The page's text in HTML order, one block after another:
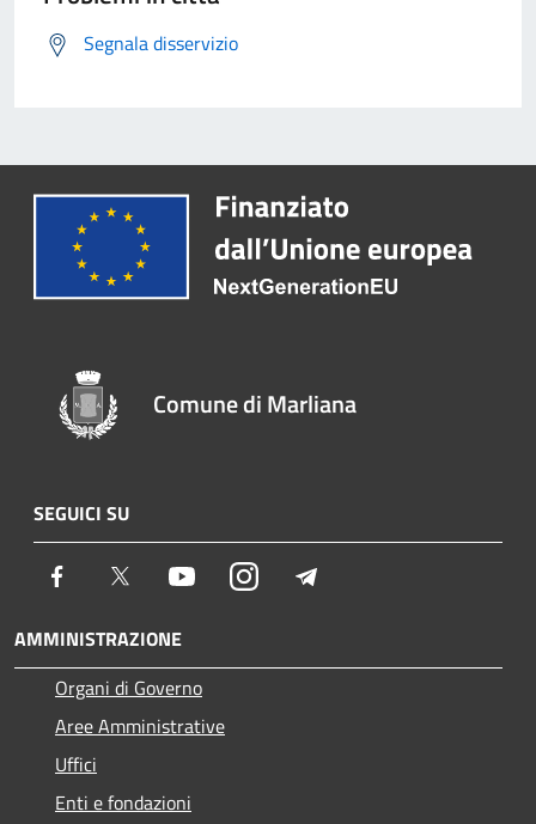
Segnala disservizio
Comune di Marliana
SEGUICI SU
Facebook Twitter YoutubeInstagram
AMMINISTRAZIONE
Organi di Governo
Aree Amministrative
Uffici
Enti e fondazioni